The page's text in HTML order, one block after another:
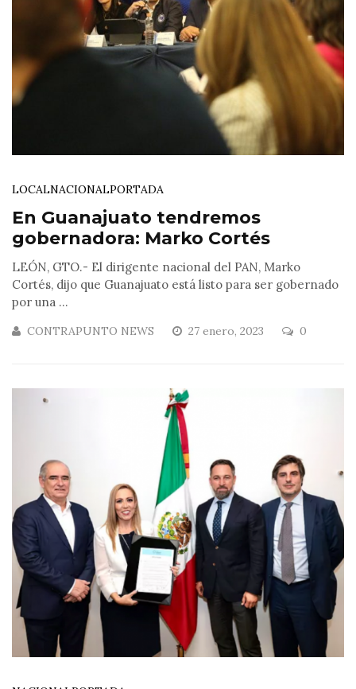
LOCALNACIONALPORTADA
En Guanajuato tendremos
gobernadora: Marko Cortés
LEÓN, GTO.- El dirigente nacional del PAN, Marko
Cortés, dijo que Guanajuato está listo para ser gobernado
por una ...
CONTRAPUNTO NEWS 27 enero, 2023 0